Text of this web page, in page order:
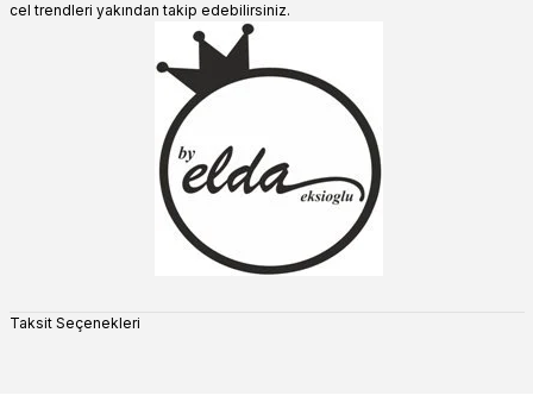
cel trendleri yakından takip edebilirsiniz.
Taksit Seçenekleri